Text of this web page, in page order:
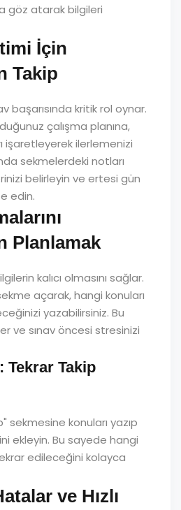
göz atarak bilgileri
İçin
Takip
başarısında kritik rol oynar.
çalışma planına,
işaretleyerek ilerlemenizi
sekmelerdeki notları
belirleyin ve ertesi gün
edin.
Planlamak
kalıcı olmasını sağlar.
açarak, hangi konuları
yazabilirsiniz. Bu
ve sınav öncesi stresinizi
Tekrar Takip
sekmesine konuları yazıp
ekleyin. Bu sayede hangi
edileceğini kolayca
ve Hızlı